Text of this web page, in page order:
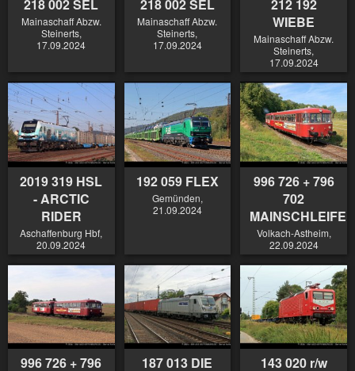
218 002 SEL
Mainaschaff Abzw.
Steinerts,
17.09.2024
218 002 SEL
Mainaschaff Abzw.
Steinerts,
17.09.2024
212 192
WIEBE
Mainaschaff Abzw.
Steinerts,
17.09.2024
2019 319 HSL
- ARCTIC
RIDER
Aschaffenburg Hbf,
20.09.2024
192 059 FLEX
Gemünden,
21.09.2024
996 726 + 796
702
Volkach-Astheim,
22.09.2024
996 726 + 796 187 013 DIE 143 020 r/w